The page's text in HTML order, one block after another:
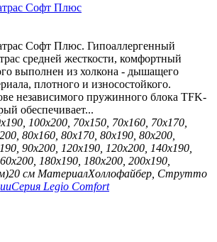
Софт Плюс
Софт Плюс. Гипоаллергенный
средней жесткости, комфортный
выполнен из холкона - дышащего
плотного и износостойкого.
независимого пружинного блока TFK-
обеспечивает...
100х200, 70х150, 70х160, 70х170,
80х160, 80х170, 80х190, 80х200,
90х200, 120х190, 120х200, 140х190,
180х190, 180х200, 200х190,
20 см МатериалХоллофайбер, Струтто
Серия Legio Comfort